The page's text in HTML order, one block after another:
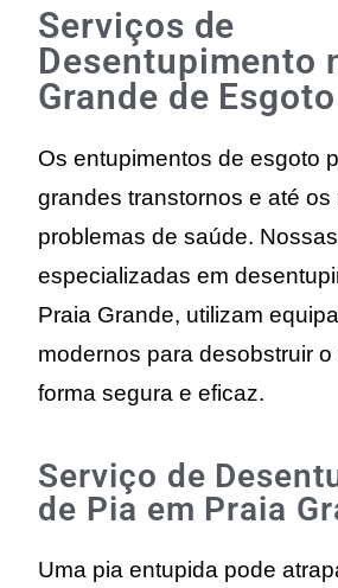
Serviços de
Desentupimento
Grande de Esgoto
Os entupimentos de esgoto
grandes transtornos e até os
problemas de saúde.
especializadas em
Praia Grande, utilizam
modernos para desobstruir
forma segura e eficaz.
Serviço de
de Pia em Praia
Uma pia entupida pode